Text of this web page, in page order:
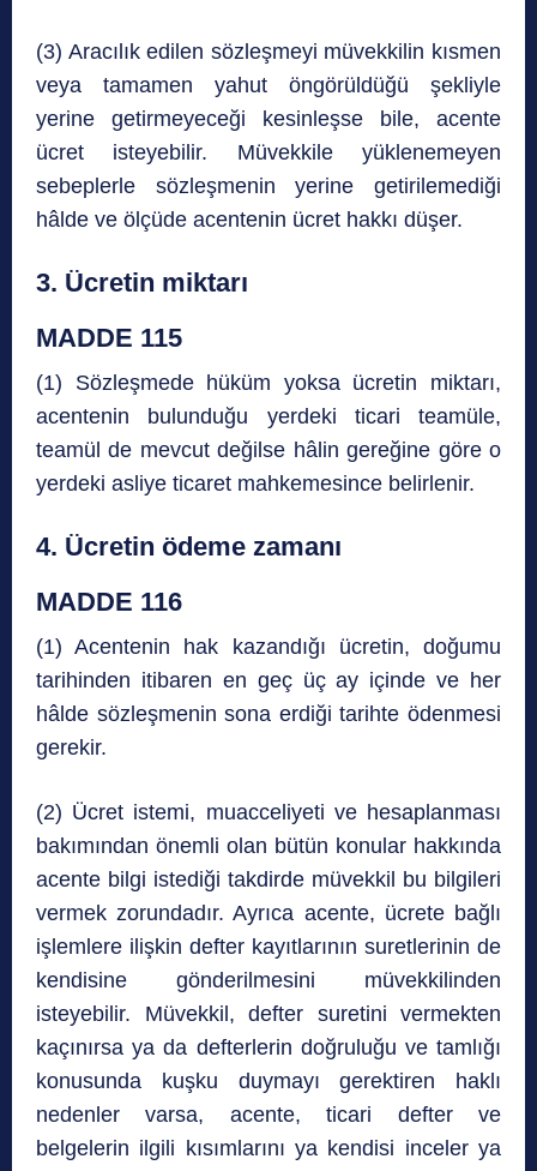
(3) Aracılık edilen sözleşmeyi müvekkilin kısmen
veya tamamen yahut öngörüldüğü şekliyle
yerine getirmeyeceği kesinleşse bile, acente
ücret isteyebilir. Müvekkile yüklenemeyen
sebeplerle sözleşmenin yerine getirilemediği
hâlde ve ölçüde acentenin ücret hakkı düşer.
3. Ücretin miktarı
MADDE 115
(1) Sözleşmede hüküm yoksa ücretin miktarı,
acentenin bulunduğu yerdeki ticari teamüle,
teamül de mevcut değilse hâlin gereğine göre o
yerdeki asliye ticaret mahkemesince belirlenir.
4. Ücretin ödeme zamanı
MADDE 116
(1) Acentenin hak kazandığı ücretin, doğumu
tarihinden itibaren en geç üç ay içinde ve her
hâlde sözleşmenin sona erdiği tarihte ödenmesi
gerekir.
(2) Ücret istemi, muacceliyeti ve hesaplanması
bakımından önemli olan bütün konular hakkında
acente bilgi istediği takdirde müvekkil bu bilgileri
vermek zorundadır. Ayrıca acente, ücrete bağlı
işlemlere ilişkin defter kayıtlarının suretlerinin de
kendisine gönderilmesini müvekkilinden
isteyebilir. Müvekkil, defter suretini vermekten
kaçınırsa ya da defterlerin doğruluğu ve tamlığı
konusunda kuşku duymayı gerektiren haklı
nedenler varsa, acente, ticari defter ve
belgelerin ilgili kısımlarını ya kendisi inceler ya